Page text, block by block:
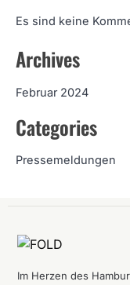
Es sind keine
Archives
Februar 2024
Categories
Pressemeldungen
Im Herzen des